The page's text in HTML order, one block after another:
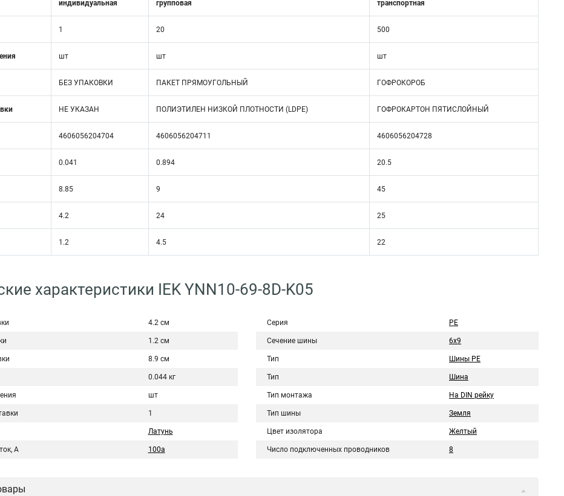
индивидуальная групповая транспортная
1 20 500
шт шт шт
БЕЗ УПАКОВКИ ПАКЕТ ПРЯМОУГОЛЬНЫЙ ГОФРОКОРОБ
НЕ УКАЗАН ПОЛИЭТИЛЕН НИЗКОЙ ПЛОТНОСТИ (LDPE) ГОФРОКАРТОН ПЯТИСЛОЙНЫЙ
4606056204704 4606056204711 4606056204728
0.041 0.894 20.5
8.85 9 45
4.2 24 25
1.2 4.5 22
характеристики IEK YNN10-69-8D-K05
4.2 см
1.2 см
8.9 см
0.044 кг
шт
1
Латунь
А 100а
Серия PE
Сечение шины 6х9
Тип Шины PE
Тип Шина
Тип монтажа На DIN рейку
Тип шины Земля
Цвет изолятора Желтый
Число подключенных проводников 8